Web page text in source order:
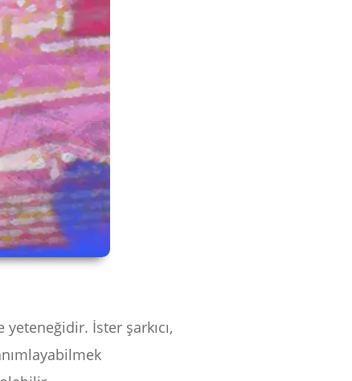
İster şarkıcı,